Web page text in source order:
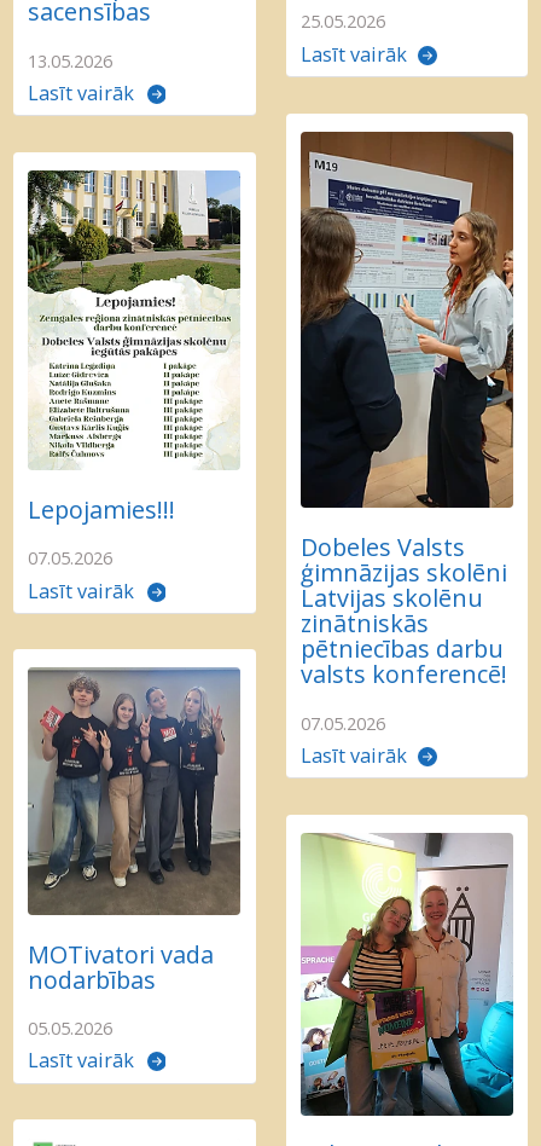
25.05.2026
Lasīt vairāk
sacensības
13.05.2026
Lasīt vairāk
Dobeles Valsts
ģimnāzijas skolēni
Latvijas skolēnu
zinātniskās
pētniecības darbu
valsts konferencē!
07.05.2026
Lasīt vairāk
Lepojamies!!!
07.05.2026
Lasīt vairāk
MOTivatori vada
nodarbības
05.05.2026
Lasīt vairāk